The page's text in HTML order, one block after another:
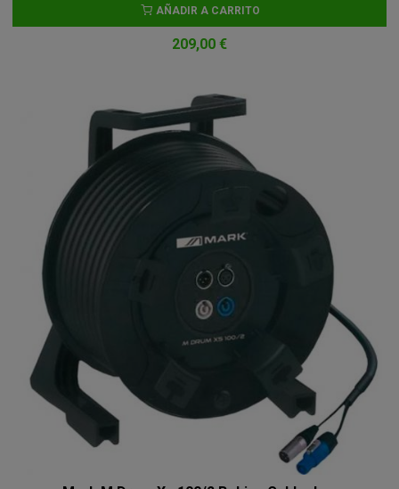
AÑADIR A CARRITO
209,00 €